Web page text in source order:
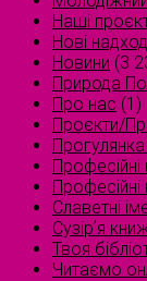
Наші
Нові
Новини (3
Природа
Про нас (1)
Проєкти/
Професійні
Професійні
Славетні
Сузірʼя
Твоя
Читаємо